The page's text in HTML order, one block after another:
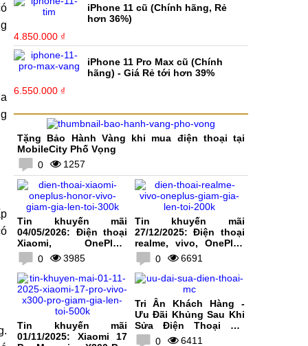
iPhone 11 cũ (Chính hãng, Rẻ
hơn 36%)
4.850.000 ₫
iPhone 11 Pro Max cũ (Chính
hãng) - Giá Rẻ tới hơn 39%
6.550.000 ₫
Tặng Bảo Hành Vàng khi mua điện thoại tại
MobileCity Phố Vọng
0
1257
Tin khuyến mãi
04/05/2026: Điện thoại
Xiaomi, OnePlus,
HONOR, vivo giảm giá
lên tới 300K
0 3985
Tin khuyến mãi
27/12/2025: Điện thoại
realme, vivo, OnePlus
giảm giá lên tới 200K
0 6691
Tin khuyến mãi
01/11/2025: Xiaomi 17
Tri Ân Khách Hàng -
Ưu Đãi Khủng Sau Khi
Sửa Điện Thoại Tại
MobileCity
0 6411